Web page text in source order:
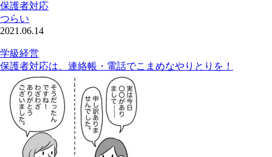
保護者対応
つらい
2021.06.14
学級経営
保護者対応は、連絡帳・電話でこまめなやりとりを！